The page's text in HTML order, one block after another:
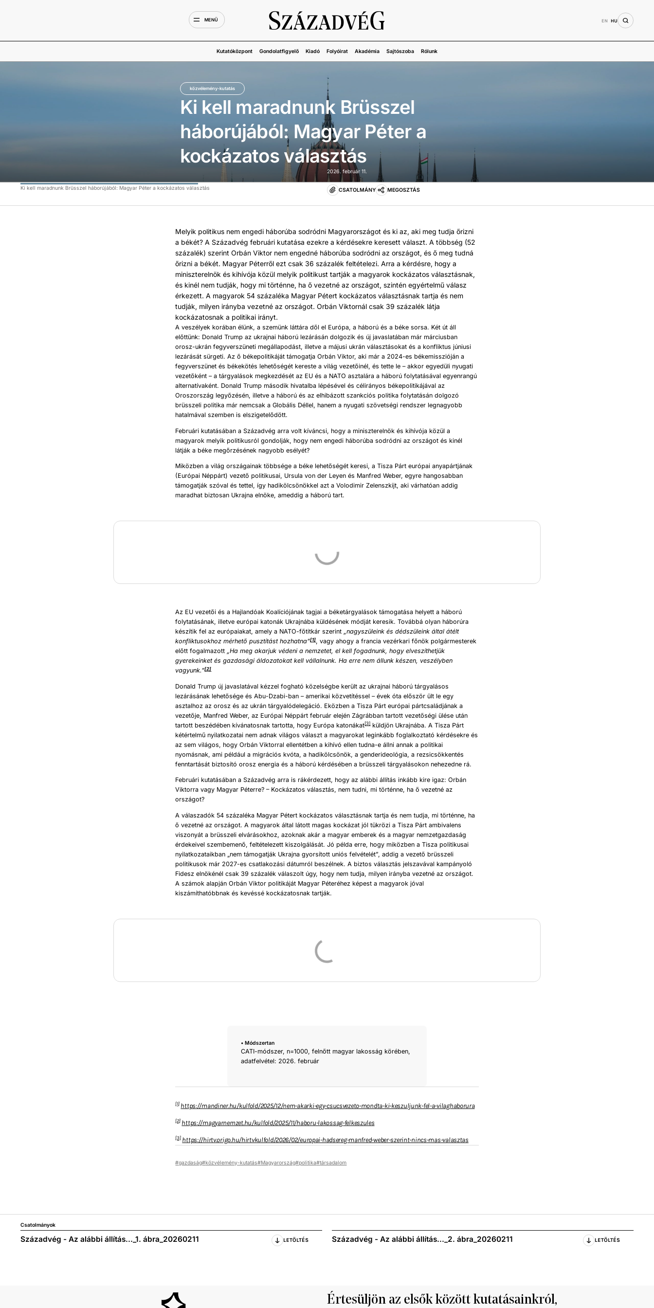
MENÜ EN HU
Kutatóközpont Gondolatfigyelő Kiadó Folyóirat Akadémia Sajtószoba Rólunk
közvélemény-kutatás
Ki kell maradnunk Brüsszel
háborújából: Magyar Péter a
kockázatos választás
2026. február 11.
Ki kell maradnunk Brüsszel háborújából: Magyar Péter a kockázatos választás CSATOLMÁNY MEGOSZTÁS
Melyik politikus nem engedi háborúba sodródni Magyarországot és ki az, aki meg tudja őrizni
a békét? A Századvég februári kutatása ezekre a kérdésekre keresett választ. A többség (52
százalék) szerint Orbán Viktor nem engedné háborúba sodródni az országot, és ő meg tudná
őrizni a békét. Magyar Péterről ezt csak 36 százalék feltételezi. Arra a kérdésre, hogy a
miniszterelnök és kihívója közül melyik politikust tartják a magyarok kockázatos választásnak,
és kinél nem tudják, hogy mi történne, ha ő vezetné az országot, szintén egyértelmű válasz
érkezett. A magyarok 54 százaléka Magyar Pétert kockázatos választásnak tartja és nem
tudják, milyen irányba vezetné az országot. Orbán Viktornál csak 39 százalék látja
kockázatosnak a politikai irányt.
A veszélyek korában élünk, a szemünk láttára dől el Európa, a háború és a béke sorsa. Két út áll
előttünk: Donald Trump az ukrajnai háború lezárásán dolgozik és új javaslatában már márciusban
orosz-ukrán fegyverszüneti megállapodást, illetve a májusi ukrán választásokat és a konfliktus júniusi
lezárását sürgeti. Az ő békepolitikáját támogatja Orbán Viktor, aki már a 2024-es békemisszióján a
fegyverszünet és békekötés lehetőségét kereste a világ vezetőinél, és tette le – akkor egyedüli nyugati
vezetőként – a tárgyalások megkezdését az EU és a NATO asztalára a háború folytatásával egyenrangú
alternatívaként. Donald Trump második hivatalba lépésével és célirányos békepolitikájával az
Oroszország legyőzésén, illetve a háború és az elhibázott szankciós politika folytatásán dolgozó
brüsszeli politika már nemcsak a Globális Déllel, hanem a nyugati szövetségi rendszer legnagyobb
hatalmával szemben is elszigetelődött.
Februári kutatásában a Századvég arra volt kíváncsi, hogy a miniszterelnök és kihívója közül a
magyarok melyik politikusról gondolják, hogy nem engedi háborúba sodródni az országot és kinél
látják a béke megőrzésének nagyobb esélyét?
Miközben a világ országainak többsége a béke lehetőségét keresi, a Tisza Párt európai anyapártjának
(Európai Néppárt) vezető politikusai, Ursula von der Leyen és Manfred Weber, egyre hangosabban
támogatják szóval és tettel, így hadikölcsönökkel azt a Volodimir Zelenszkijt, aki várhatóan addig
maradhat biztosan Ukrajna elnöke, ameddig a háború tart.
Az EU vezetői és a Hajlandóak Koalíciójának tagjai a béketárgyalások támogatása helyett a háború
folytatásának, illetve európai katonák Ukrajnába küldésének módját keresik. Továbbá olyan háborúra
készítik fel az európaiakat, amely a NATO-főtitkár szerint „nagyszüleinkés dédszüleinkáltal átélt
konfliktusokhoz mérhető pusztítást hozhatna”[1], vagy ahogy a francia vezérkari főnök polgármesterek
előtt fogalmazott „Ha meg akarjuk védeni a nemzetet, el kell fogadnunk, hogy elveszíthetjük
gyerekeinketés gazdasági áldozatokat kell vállalnunk. Ha erre nem állunk készen, veszélyben
vagyunk.”[2]
Donald Trump új javaslatával kézzel fogható közelségbe került az ukrajnai háború tárgyalásos
lezárásának lehetősége és Abu-Dzabi-ban – amerikai közvetítéssel – évek óta először ült le egy
asztalhoz az orosz és az ukrán tárgyalódelegáció. Eközben a Tisza Párt európai pártcsaládjának a
vezetője, Manfred Weber, az Európai Néppárt február elején Zágrábban tartott vezetőségi ülése után
tartott beszédében kívánatosnak tartotta, hogy Európa katonákat[3]küldjön Ukrajnába. A Tisza Párt
kétértelmű nyilatkozatai nem adnak világos választ a magyarokat leginkább foglalkoztató kérdésekre és
az sem világos, hogy Orbán Viktorral ellentétben a kihívó ellen tudna-e állni annak a politikai
nyomásnak, ami például a migrációs kvóta, a hadikölcsönök, a genderideológia, a rezsicsökkentés
fenntartását biztosító orosz energia és a háború kérdésében a brüsszeli tárgyalásokon nehezedne rá.
Februári kutatásában a Századvég arra is rákérdezett, hogy az alábbi állítás inkább kire igaz: Orbán
Viktorra vagy Magyar Péterre? – Kockázatos választás, nem tudni, mi történne, ha ő vezetné az
országot?
A válaszadók 54 százaléka Magyar Pétert kockázatos választásnak tartja és nem tudja, mi történne, ha
ő vezetné az országot. A magyarok által látott magas kockázat jól tükrözi a Tisza Párt ambivalens
viszonyát a brüsszeli elvárásokhoz, azoknak akár a magyar emberek és a magyar nemzetgazdaság
érdekeivel szembemenő, feltételezett kiszolgálását. Jó példa erre, hogy miközben a Tisza politikusai
nyilatkozataikban „nem támogatják Ukrajna gyorsított uniós felvételét”, addig a vezető brüsszeli
politikusok már 2027-es csatlakozási dátumról beszélnek. A biztos választás jelszavával kampányoló
Fidesz elnökénél csak 39 százalék válaszolt úgy, hogy nem tudja, milyen irányba vezetné az országot.
A számok alapján Orbán Viktor politikáját Magyar Péteréhez képest a magyarok jóval
kiszámíthatóbbnak és kevéssé kockázatosnak tartják.
• Módszertan
CATI-módszer, n=1000, felnőtt magyar lakosság körében,
adatfelvétel: 2026. február
[1] https://mandiner.hu/kulfold/2025/12/nem-akarki-egy-csucsvezeto-mondta-ki-keszuljunk-fel-a-vilaghaborura
[2] https://magyarnemzet.hu/kulfold/2025/11/haboru-lakossag-felkeszules
[3] https://hirtv.origo.hu/hirtvkulfold/2026/02/europai-hadsereg-manfred-weber-szerint-nincs-mas-valasztas
gazdaság közvélemény-kutatás Magyarország politika társadalom
Csatolmányok
Századvég - Az alábbi állítás..._1. ábra_20260211 LETÖLTÉS Századvég - Az alábbi állítás..._2. ábra_20260211 LETÖLTÉS
Értesüljön az elsők között kutatásainkról,